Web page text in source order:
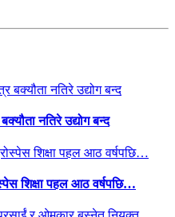
नतिरे उद्योग बन्द
शिक्षा पहल आठ वर्षपछि…